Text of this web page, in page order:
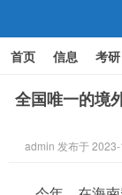
首页 信息 考研
文化 家庭教育
全国唯一的境
admin 发布于